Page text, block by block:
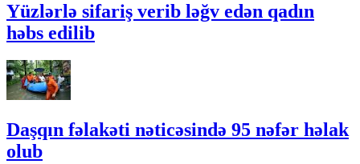
Yüzlərlə sifariş verib ləğv edən qadın
həbs edilib
Daşqın fəlakəti nəticəsində 95 nəfər həlak
olub